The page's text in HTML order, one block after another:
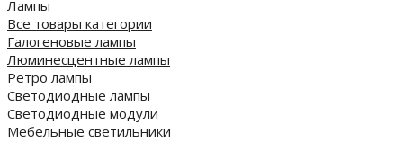
Лампы
Все товары категории
Галогеновые лампы
Люминесцентные лампы
Ретро лампы
Светодиодные лампы
Светодиодные модули
Мебельные светильники